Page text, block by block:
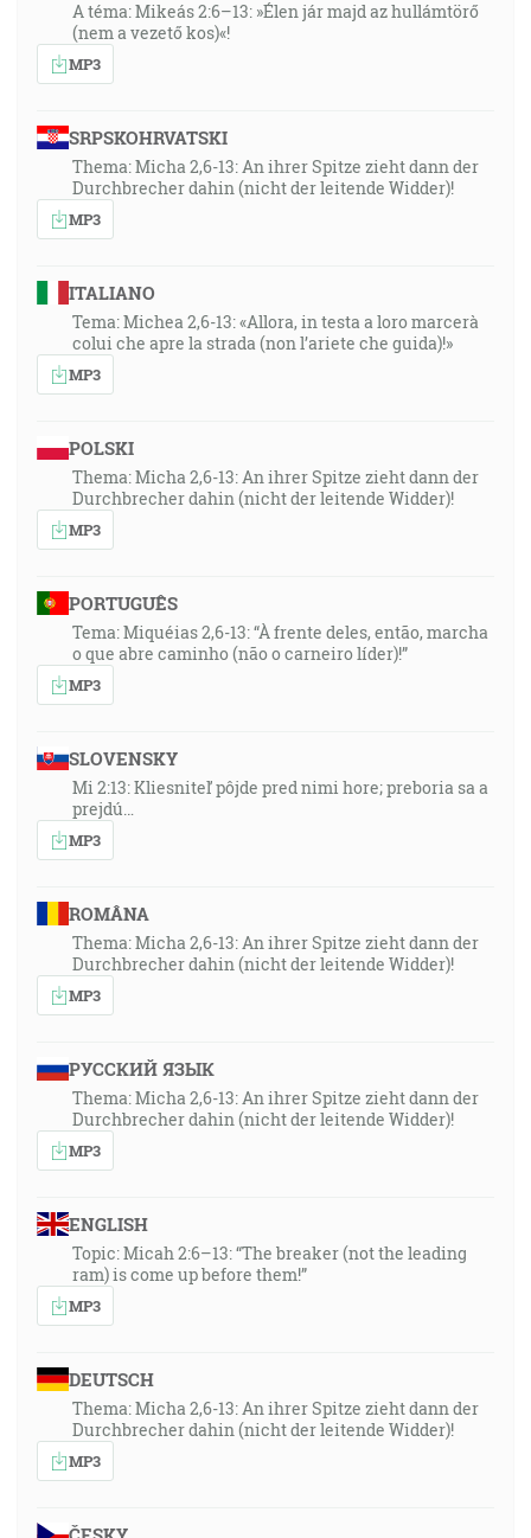
A téma: Mikeás 2:6–13: »Élen jár majd az hullámtörő
(nem a vezető kos)«!
MP3
SRPSKOHRVATSKI
Thema: Micha 2,6-13: An ihrer Spitze zieht dann der
Durchbrecher dahin (nicht der leitende Widder)!
MP3
ITALIANO
Tema: Michea 2,6-13: «Allora, in testa a loro marcerà
colui che apre la strada (non l’ariete che guida)!»
MP3
POLSKI
Thema: Micha 2,6-13: An ihrer Spitze zieht dann der
Durchbrecher dahin (nicht der leitende Widder)!
MP3
PORTUGUÊS
Tema: Miquéias 2,6-13: “À frente deles, então, marcha
o que abre caminho (não o carneiro líder)!”
MP3
SLOVENSKY
Mi 2:13: Kliesniteľ pôjde pred nimi hore; preboria sa a
prejdú…
MP3
ROMÂNA
Thema: Micha 2,6-13: An ihrer Spitze zieht dann der
Durchbrecher dahin (nicht der leitende Widder)!
MP3
РУССКИЙ ЯЗЫК
Thema: Micha 2,6-13: An ihrer Spitze zieht dann der
Durchbrecher dahin (nicht der leitende Widder)!
MP3
ENGLISH
Topic: Micah 2:6–13: “The breaker (not the leading
ram) is come up before them!”
MP3
DEUTSCH
Thema: Micha 2,6-13: An ihrer Spitze zieht dann der
Durchbrecher dahin (nicht der leitende Widder)!
MP3